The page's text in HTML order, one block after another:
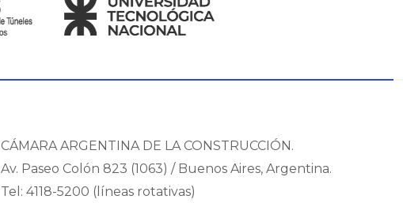
CÁMARA ARGENTINA DE LA CONSTRUCCIÓN.
Av. Paseo Colón 823 (1063) / Buenos Aires, Argentina.
Tel: 4118-5200 (líneas rotativas)